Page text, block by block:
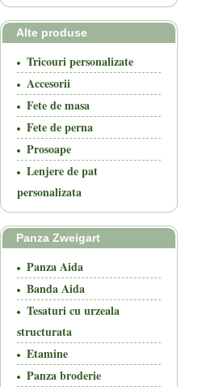
Alte produse
Tricouri personalizate
Accesorii
Fete de masa
Fete de perna
Prosoape
Lenjere de pat
personalizata
Panza Zweigart
Panza Aida
Banda Aida
Tesaturi cu urzeala
structurata
Etamine
Panza broderie